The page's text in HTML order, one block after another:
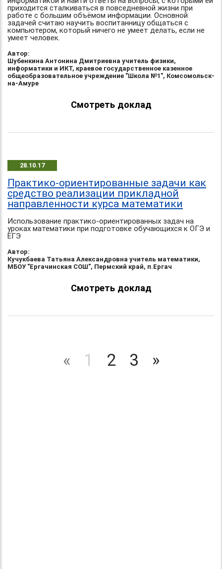
приходится сталкиваться в повседневной жизни при
работе с большим объёмом информации. Основной
задачей считаю научить воспитанницу общаться с
компьютером, который ничего не умеет делать, если не
умеет человек.
Автор:
Шубенкина Антонина Дмитриевна учитель физики,
информатики и ИКТ, краевое государственное казенное
общеобразовательное учреждение "Школа №1", Комсомольск-
на-Амуре
Смотреть доклад
28.10.17
Практико-ориентированные задачи как
средство реализации прикладной
направленности курса математики
Использование практико-ориентированных задач на
уроках математики при подготовке обучающихся к ОГЭ и
ЕГЭ
Автор:
Кучукбаева Татьяна Александровна учитель математики,
МБОУ "Ергачинская СОШ", Пермский край, п.Ергач
Смотреть доклад
« 1 2 3 »